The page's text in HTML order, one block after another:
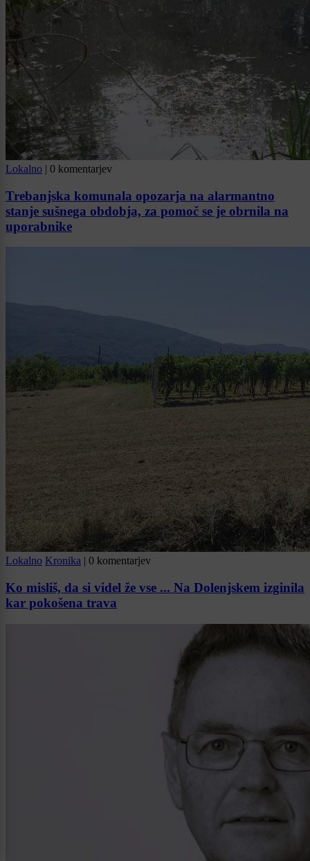
Lokalno | 0 komentarjev
Trebanjska komunala opozarja na alarmantno
stanje sušnega obdobja, za pomoč se je obrnila na
uporabnike
Lokalno Kronika | 0 komentarjev
Ko misliš, da si videl že vse ... Na Dolenjskem izginila
kar pokošena trava